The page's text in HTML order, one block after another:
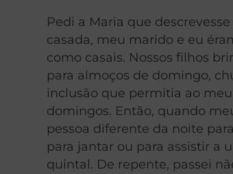
Pedi a Maria que
casada, meu marido e eu
como casais. Nossos filhos
para almoços de domingo,
inclusão que permitia ao
domingos. Então, quando
pessoa diferente da noite
para jantar ou para assistir a
quintal. De repente, passei